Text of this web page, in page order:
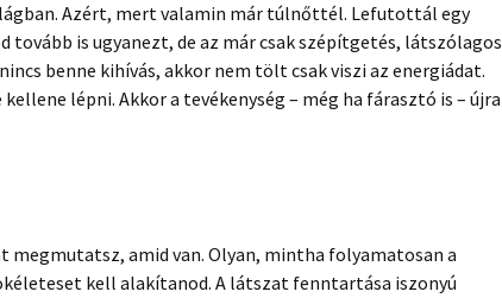
Azért, mert valamin már túlnőttél. Lefutottál egy
tovább is ugyanezt, de az már csak szépítgetés, látszólagos
benne kihívás, akkor nem tölt csak viszi az energiádat.
lépni. Akkor a tevékenység – még ha fárasztó is – újra
megmutatsz, amid van. Olyan, mintha folyamatosan a
kell alakítanod. A látszat fenntartása iszonyú